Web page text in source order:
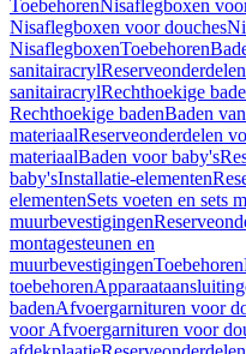
ToebehorenNisaflegboxen
Nisaflegboxen voor douches
NisaflegboxenToebehoren
sanitairacryl
sanitairacrylRechthoekige
Rechthoekige badenBaden
materiaalReserveonderdelen
materiaalBaden voor baby's
baby'sInstallatie-elementen
elementenSets voeten en sets
muurbevestigingen
montagesteunen en
muurbevestigingenToebehoren
toebehoren
badenAfvoergarnituren voor
voor Afvoergarnituren voor